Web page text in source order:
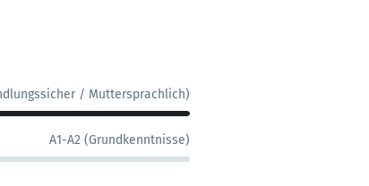
/ Muttersprachlich)
A1-A2 (Grundkenntnisse)